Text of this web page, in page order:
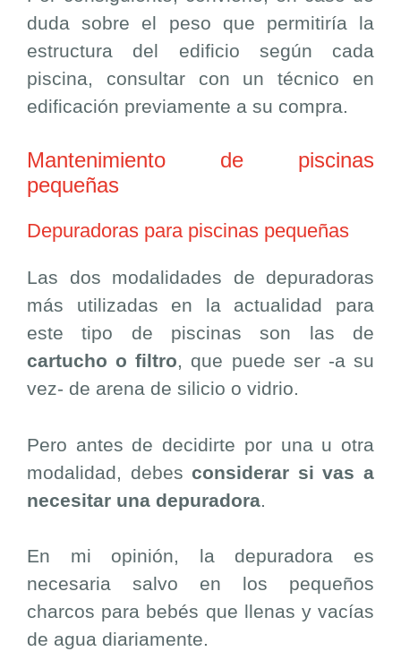
duda sobre el peso que permitiría la
estructura del edificio según cada
piscina, consultar con un técnico en
edificación previamente a su compra.
Mantenimiento de piscinas
pequeñas
Depuradoras para piscinas pequeñas
Las dos modalidades de depuradoras
más utilizadas en la actualidad para
este tipo de piscinas son las de
cartucho o filtro, que puede ser -a su
vez- de arena de silicio o vidrio.
Pero antes de decidirte por una u otra
modalidad, debesconsiderar si vas a
necesitar una depuradora
En mi opinión, la depuradora es
necesaria salvo en los pequeños
charcos para bebés que llenas y vacías
de agua diariamente.